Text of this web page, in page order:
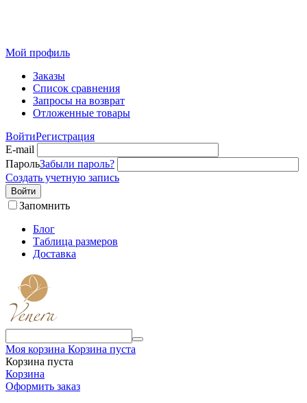
Мой профиль
Заказы
Список сравнения
Запросы на возврат
Отложенные товары
ВойтиРегистрация
E-mail
ПарольЗабыли пароль?
Создать учетную запись
Войти
Запомнить
Блог
Таблица размеров
Доставка
Моя корзина Корзина пуста
Корзина пуста
Корзина
Оформить заказ